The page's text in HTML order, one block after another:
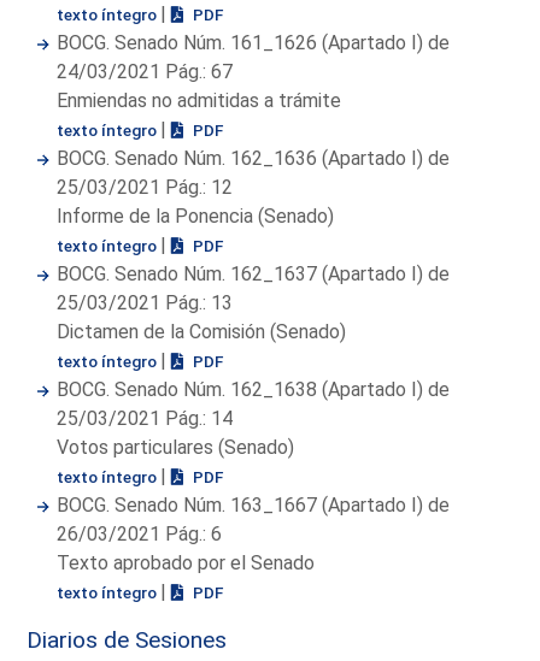
texto íntegro | PDF
BOCG. Senado Núm. 161_1626 (Apartado I) de
24/03/2021 Pág.: 67
Enmiendas no admitidas a trámite
texto íntegro | PDF
BOCG. Senado Núm. 162_1636 (Apartado I) de
25/03/2021 Pág.: 12
Informe de la Ponencia (Senado)
texto íntegro | PDF
BOCG. Senado Núm. 162_1637 (Apartado I) de
25/03/2021 Pág.: 13
Dictamen de la Comisión (Senado)
texto íntegro | PDF
BOCG. Senado Núm. 162_1638 (Apartado I) de
25/03/2021 Pág.: 14
Votos particulares (Senado)
texto íntegro | PDF
BOCG. Senado Núm. 163_1667 (Apartado I) de
26/03/2021 Pág.: 6
Texto aprobado por el Senado
texto íntegro | PDF
Diarios de Sesiones